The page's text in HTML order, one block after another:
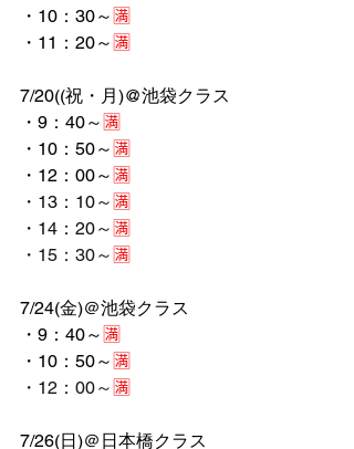
・10：30～ 🈵
・11：20～ 🈵
7/20((祝・月)@池袋クラス
・9：40～ 🈵
・10：50～ 🈵
・12：00～ 🈵
・13：10～ 🈵
・14：20～ 🈵
・15：30～ 🈵
7/24(金)＠池袋クラス
・9：40～ 🈵
・10：50～ 🈵
・12：00～ 🈵
7/26(日)＠日本橋クラス